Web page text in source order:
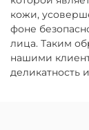
кожи,
фоне
лица. Таким
нашими
деликатность